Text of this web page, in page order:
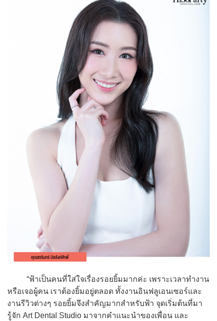
“ฟ้าเป็นคนที่ใส่ใจเรื่องรอยยิ้มมากค่ะ เพราะเวลาทำงาน
หรือเจอผู้คน เราต้องยิ้มอยู่ตลอด ทั้งงานอินฟลูเอนเซอร์และ
งานรีวิวต่างๆ รอยยิ้มจึงสำคัญมากสำหรับฟ้า จุดเริ่มต้นที่มา
รู้จัก Art Dental Studio มาจากคำแนะนำของเพื่อน และ